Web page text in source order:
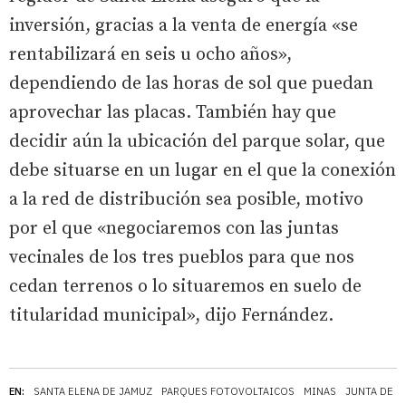
EN: SANTA ELENA DE JAMUZ PARQUES FOTOVOLTAICOS MINAS JUNTA DE
inversión, gracias a la venta de energía «se
rentabilizará en seis u ocho años»,
dependiendo de las horas de sol que puedan
aprovechar las placas. También hay que
decidir aún la ubicación del parque solar, que
debe situarse en un lugar en el que la conexión
a la red de distribución sea posible, motivo
por el que «negociaremos con las juntas
vecinales de los tres pueblos para que nos
cedan terrenos o lo situaremos en suelo de
titularidad municipal», dijo Fernández.